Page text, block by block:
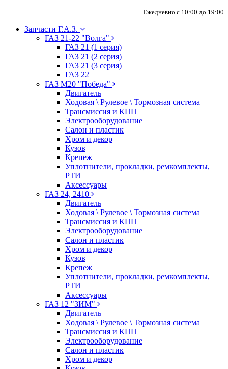
Ежедневно с 10:00 до 19:00
Запчасти Г.А.З.
ГАЗ 21-22 "Волга"
ГАЗ 21 (1 серия)
ГАЗ 21 (2 серия)
ГАЗ 21 (3 серия)
ГАЗ 22
ГАЗ М20 "Победа"
Двигатель
Ходовая \ Рулевое \ Тормозная система
Трансмиссия и КПП
Электрооборудование
Салон и пластик
Хром и декор
Кузов
Крепеж
Уплотнители, прокладки, ремкомплекты,
РТИ
Аксессуары
ГАЗ 24, 2410
Двигатель
Ходовая \ Рулевое \ Тормозная система
Трансмиссия и КПП
Электрооборудование
Салон и пластик
Хром и декор
Кузов
Крепеж
Уплотнители, прокладки, ремкомплекты,
РТИ
Аксессуары
ГАЗ 12 "ЗИМ"
Двигатель
Ходовая \ Рулевое \ Тормозная система
Трансмиссия и КПП
Электрооборудование
Салон и пластик
Хром и декор